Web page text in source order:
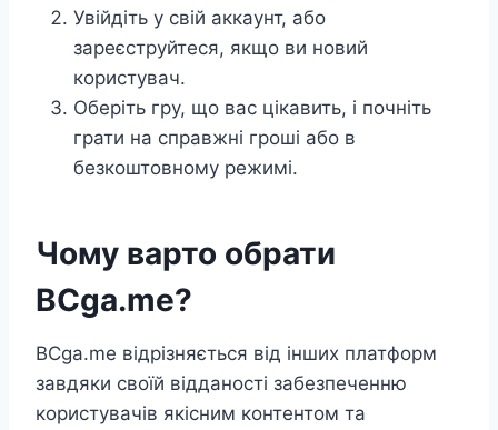
Увійдіть у свій аккаунт, або
зареєструйтеся, якщо ви новий
користувач.
Оберіть гру, що вас цікавить, і почніть
грати на справжні гроші або в
безкоштовному режимі.
Чому варто обрати
BCga.me?
BCga.me відрізняється від інших платформ
завдяки своїй відданості забезпеченню
користувачів якісним контентом та